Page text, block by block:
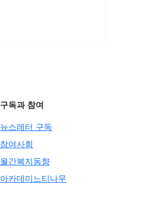
구독과 참여
뉴스레터 구독
참여사회
월간복지동향
아카데미느티나무